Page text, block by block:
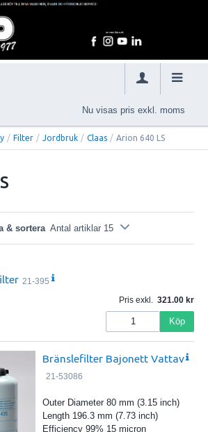
Nu visas pris exkl. moms
/ Filter / Jordbruk / Claas / Arion 640 LS
& sortera Antal artiklar 15
21-395
Pris exkl. 321.00
Köp
Bränslefilter Bajonett Vattav
21-53086
Outer Diameter 80 mm (3.15 inch)
Length 196.3 mm (7.73 inch)
Efficiency 99% 15 micron